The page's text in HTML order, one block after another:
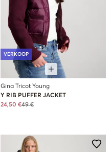
VERKOOP
Gina Tricot Young
Y RIB PUFFER JACKET
24,50 €49 €